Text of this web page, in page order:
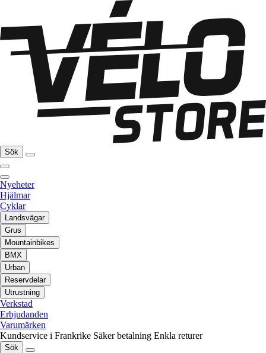
Sök
Nyeheter
Hjälmar
Cyklar
Landsvägar
Grus
Mountainbikes
BMX
Urban
Reservdelar
Utrustning
Verkstad
Erbjudanden
Varumärken
Kundservice i Frankrike Säker betalning Enkla returer
Sök